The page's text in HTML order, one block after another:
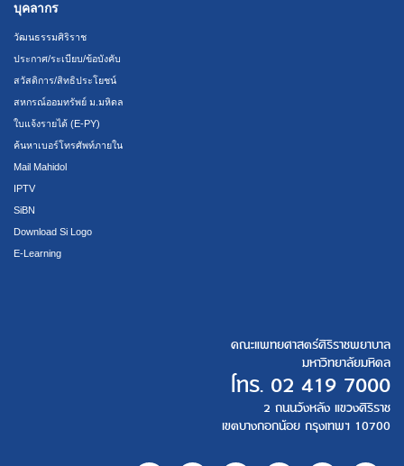
บุคลากร
วัฒนธรรมศิริราช
ประกาศ/ระเบียบ/ข้อบังคับ
สวัสดิการ/สิทธิประโยชน์
สหกรณ์ออมทรัพย์ ม.มหิดล
ใบแจ้งรายได้ (E-PY)
ค้นหาเบอร์โทรศัพท์ภายใน
Mail Mahidol
IPTV
SiBN
Download Si Logo
E-Learning
คณะแพทยศาสตร์ศิริราชพยาบาล
มหาวิทยาลัยมหิดล
โทร. 02 419 7000
2 ถนนวังหลัง แขวงศิริราช
เขตบางกอกน้อย กรุงเทพฯ 10700